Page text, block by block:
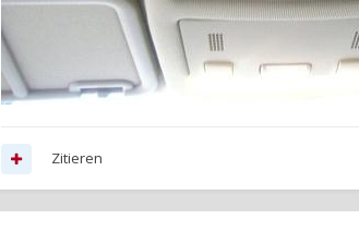
Zitieren